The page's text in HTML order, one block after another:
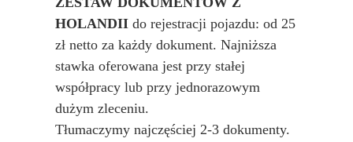
HOLANDII do rejestracji pojazdu: od 25
zł netto za każdy dokument. Najniższa
stawka oferowana jest przy stałej
współpracy lub przy jednorazowym
dużym zleceniu.
Tłumaczymy najczęściej 2-3 dokumenty.